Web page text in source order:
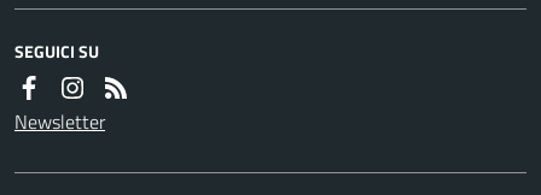
SEGUICI SU
Newsletter